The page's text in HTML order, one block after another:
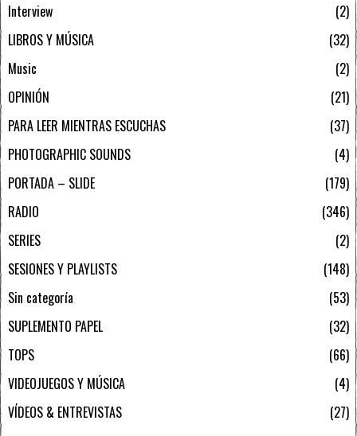
Interview
2
LIBROS Y MÚSICA
32
Music
2
OPINIÓN
21
PARA LEER MIENTRAS ESCUCHAS
37
PHOTOGRAPHIC SOUNDS
4
PORTADA – SLIDE
179
RADIO
346
SERIES
2
SESIONES Y PLAYLISTS
148
Sin categoría
53
SUPLEMENTO PAPEL
32
TOPS
66
VIDEOJUEGOS Y MÚSICA
4
VÍDEOS & ENTREVISTAS
27